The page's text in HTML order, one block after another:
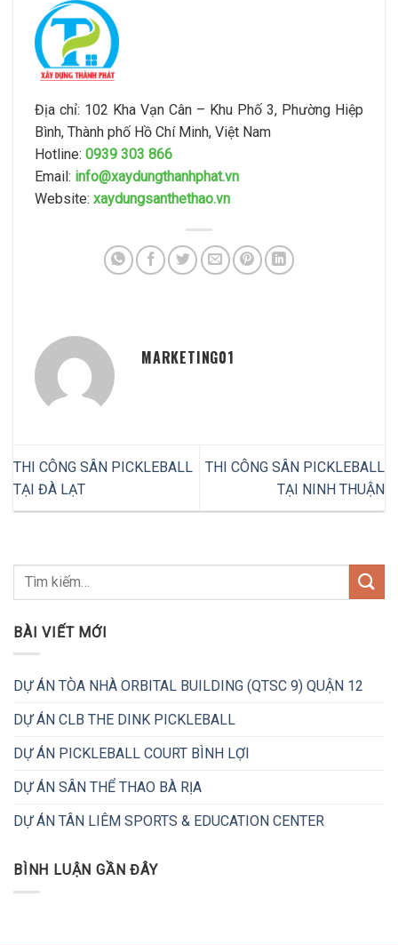
Địa chỉ: 102 Kha Vạn Cân – Khu Phố 3, Phường Hiệp
Bình, Thành phố Hồ Chí Minh, Việt Nam
Hotline: 0939 303 866
Email: info@xaydungthanhphat.vn
Website: xaydungsanthethao.vn
MARKETING01
THI CÔNG SÂN PICKLEBALL
TẠI ĐÀ LẠT
THI CÔNG SÂN PICKLEBALL
TẠI NINH THUẬN
BÀI VIẾT MỚI
DỰ ÁN TÒA NHÀ ORBITAL BUILDING (QTSC 9) QUẬN 12
DỰ ÁN CLB THE DINK PICKLEBALL
DỰ ÁN PICKLEBALL COURT BÌNH LỢI
DỰ ÁN SÂN THỂ THAO BÀ RỊA
DỰ ÁN TÂN LIÊM SPORTS & EDUCATION CENTER
BÌNH LUẬN GẦN ĐÂY